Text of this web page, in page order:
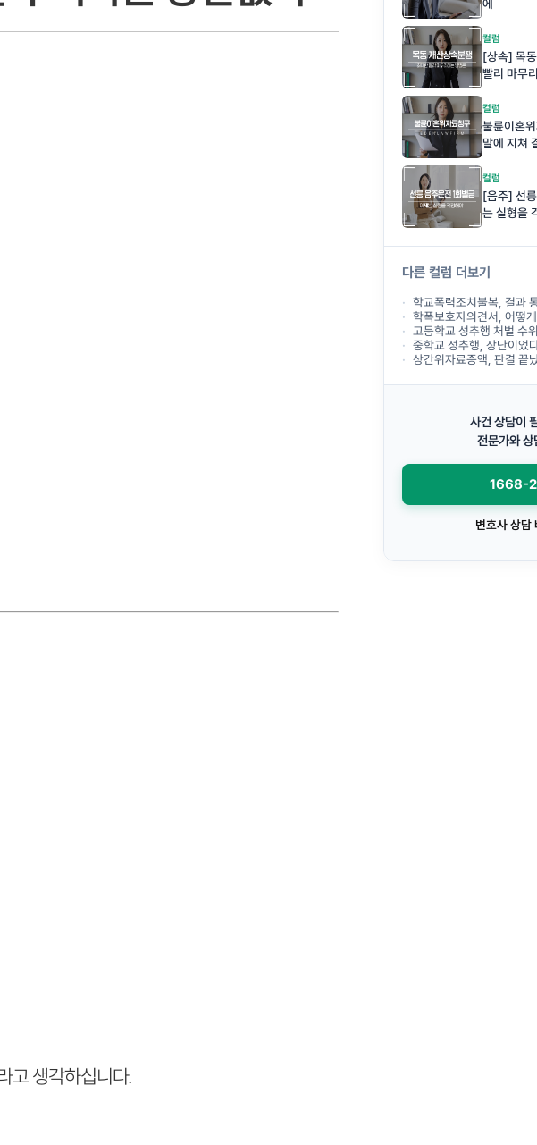
고 생각하십니다.
에
컬럼
[상속] 목
빨리 마무
컬럼
불륜이혼
말에 지쳐
컬럼
[음주] 선
는 실형을
다른 컬럼 더보기
학교폭력조치불복, 결과 통보 후 대
학폭보호자의견서, 어떻게 작성해
고등학교 성추행 처벌 수
중학교 성추행, 장난이었다는
상간위자료증액, 판결 끝났
사건 상담이
전문가와 상
1668-
변호사 상담